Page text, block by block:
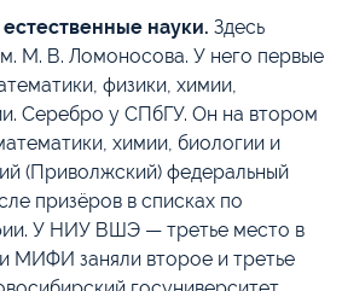
науки. Здесь
М. В. Ломоносова. У него первые
физики, химии,
Серебро у СПбГУ. Он на втором
химии, биологии и
(Приволжский) федеральный
призёров в списках по
У НИУ ВШЭ — третье место в
МИФИ заняли второе и третье